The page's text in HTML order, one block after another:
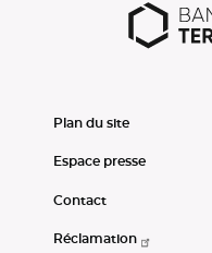
Plan du site
Espace presse
Contact
Réclamation